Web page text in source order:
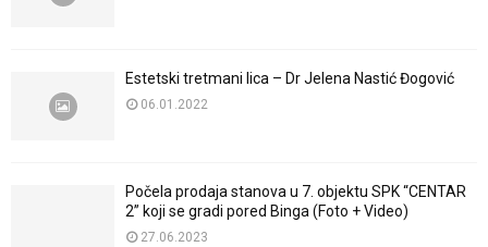
Estetski tretmani lica – Dr Jelena Nastić Đogović
06.01.2022
Počela prodaja stanova u 7. objektu SPK “CENTAR
2” koji se gradi pored Binga (Foto + Video)
27.06.2023